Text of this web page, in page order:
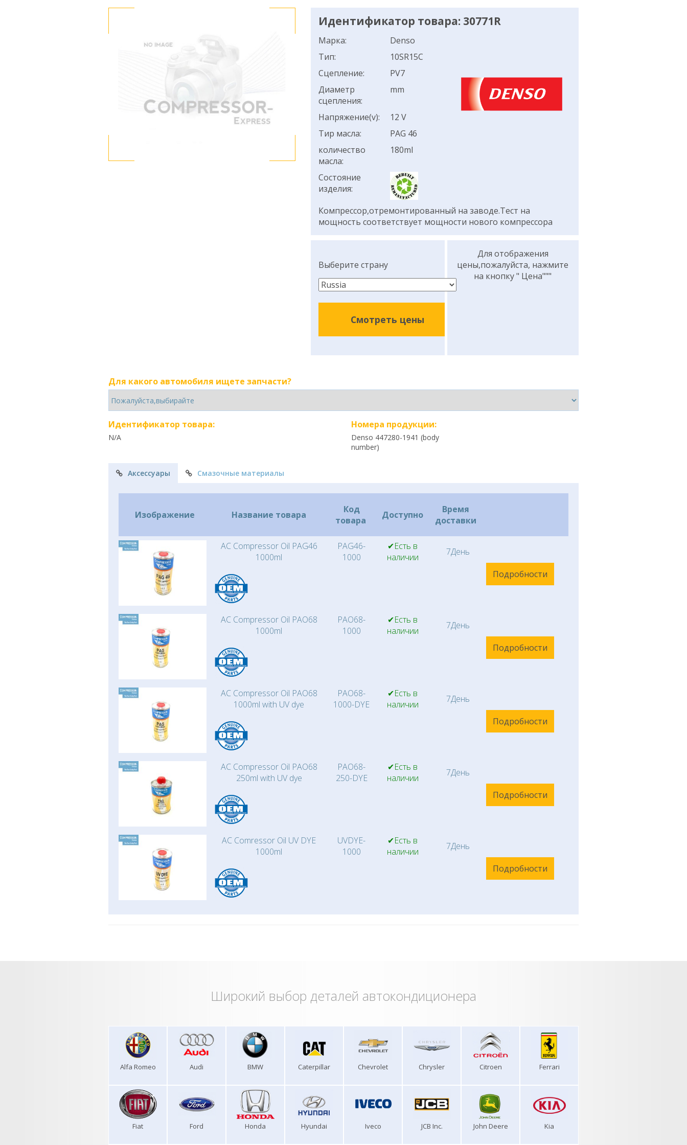
Идентификатор товара: 30771R
Марка:
Denso
Тип:
10SR15C
Сцепление:
PV7
Диаметр
сцепления:
mm
Напряжение(v):
12 V
Тир масла:
PAG 46
количество
масла:
180ml
Состояние
изделия:
Компрессор,отремонтированный на заводе.Тест на
мощность соответствует мощности нового компрессора
Выберите страну
Смотреть цены
Для отображения
цены,пожалуйста, нажмите
на кнопку " Цена"""
Для какого автомобиля ищете запчасти?
Идентификатор товара:
N/A
Номера продукции:
Denso 447280-1941 (body
number)
Аксессуары Смазочные материалы
Изображение Название товара
Код
товара
Доступно
Время
доставки
AC Compressor Oil PAG46
1000ml
PAG46-
1000
✔Есть в
наличии
7День
Подробности
AC Compressor Oil PAO68
1000ml
PAO68-
1000
✔Есть в
наличии
7День
Подробности
AC Compressor Oil PAO68
1000ml with UV dye
PAO68-
1000-DYE
✔Есть в
наличии
7День
Подробности
AC Compressor Oil PAO68
250ml with UV dye
PAO68-
250-DYE
✔Есть в
наличии
7День
Подробности
AC Comressor Oil UV DYE
1000ml
UVDYE-
1000
✔Есть в
наличии
7День
Подробности
Широкий выбор деталей автокондиционера
Alfa Romeo Audi BMW Caterpillar Chevrolet Chrysler Citroen Ferrari
Fiat Ford Honda Hyundai Iveco JCB Inc. John Deere Kia